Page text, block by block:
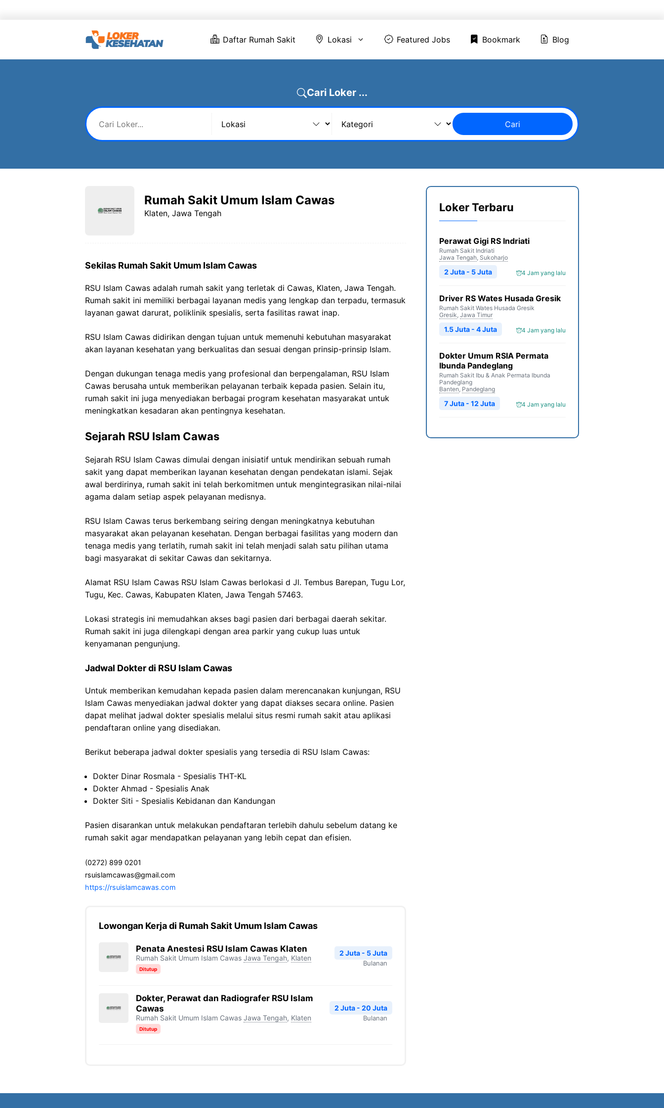
Daftar Rumah Sakit Lokasi Featured Jobs Bookmark Blog
Cari Loker ...
Cari
Rumah Sakit Umum Islam Cawas
Klaten, Jawa Tengah
Sekilas Rumah Sakit Umum Islam Cawas
RSU Islam Cawas adalah rumah sakit yang terletak di Cawas, Klaten, Jawa Tengah.
Rumah sakit ini memiliki berbagai layanan medis yang lengkap dan terpadu, termasuk
layanan gawat darurat, poliklinik spesialis, serta fasilitas rawat inap.
RSU Islam Cawas didirikan dengan tujuan untuk memenuhi kebutuhan masyarakat
akan layanan kesehatan yang berkualitas dan sesuai dengan prinsip-prinsip Islam.
Dengan dukungan tenaga medis yang profesional dan berpengalaman, RSU Islam
Cawas berusaha untuk memberikan pelayanan terbaik kepada pasien. Selain itu,
rumah sakit ini juga menyediakan berbagai program kesehatan masyarakat untuk
meningkatkan kesadaran akan pentingnya kesehatan.
Sejarah RSU Islam Cawas
Sejarah RSU Islam Cawas dimulai dengan inisiatif untuk mendirikan sebuah rumah
sakit yang dapat memberikan layanan kesehatan dengan pendekatan islami. Sejak
awal berdirinya, rumah sakit ini telah berkomitmen untuk mengintegrasikan nilai-nilai
agama dalam setiap aspek pelayanan medisnya.
RSU Islam Cawas terus berkembang seiring dengan meningkatnya kebutuhan
masyarakat akan pelayanan kesehatan. Dengan berbagai fasilitas yang modern dan
tenaga medis yang terlatih, rumah sakit ini telah menjadi salah satu pilihan utama
bagi masyarakat di sekitar Cawas dan sekitarnya.
Alamat RSU Islam Cawas RSU Islam Cawas berlokasi d Jl. Tembus Barepan, Tugu Lor,
Tugu, Kec. Cawas, Kabupaten Klaten, Jawa Tengah 57463.
Lokasi strategis ini memudahkan akses bagi pasien dari berbagai daerah sekitar.
Rumah sakit ini juga dilengkapi dengan area parkir yang cukup luas untuk
kenyamanan pengunjung.
Jadwal Dokter di RSU Islam Cawas
Untuk memberikan kemudahan kepada pasien dalam merencanakan kunjungan, RSU
Islam Cawas menyediakan jadwal dokter yang dapat diakses secara online. Pasien
dapat melihat jadwal dokter spesialis melalui situs resmi rumah sakit atau aplikasi
pendaftaran online yang disediakan.
Berikut beberapa jadwal dokter spesialis yang tersedia di RSU Islam Cawas:
Dokter Dinar Rosmala - Spesialis THT-KL
Dokter Ahmad - Spesialis Anak
Dokter Siti - Spesialis Kebidanan dan Kandungan
Pasien disarankan untuk melakukan pendaftaran terlebih dahulu sebelum datang ke
rumah sakit agar mendapatkan pelayanan yang lebih cepat dan efisien.
(0272) 899 0201
rsuislamcawas@gmail.com
https://rsuislamcawas.com
Lowongan Kerja di Rumah Sakit Umum Islam Cawas
Penata Anestesi RSU Islam Cawas Klaten
Rumah Sakit Umum Islam Cawas Jawa Tengah, Klaten
Ditutup
2 Juta - 5 Juta
Bulanan
Dokter, Perawat dan Radiografer RSU Islam
Cawas
Rumah Sakit Umum Islam Cawas Jawa Tengah, Klaten
Ditutup
2 Juta - 20 Juta
Bulanan
Loker Terbaru
Perawat Gigi RS Indriati
Rumah Sakit Indriati
Jawa Tengah, Sukoharjo
4 Jam yang lalu
2 Juta - 5 Juta
Driver RS Wates Husada Gresik
Rumah Sakit Wates Husada Gresik
Gresik, Jawa Timur
4 Jam yang lalu
1.5 Juta - 4 Juta
Dokter Umum RSIA Permata
Ibunda Pandeglang
Rumah Sakit Ibu & Anak Permata Ibunda
Pandeglang
Banten, Pandeglang
4 Jam yang lalu
7 Juta - 12 Juta